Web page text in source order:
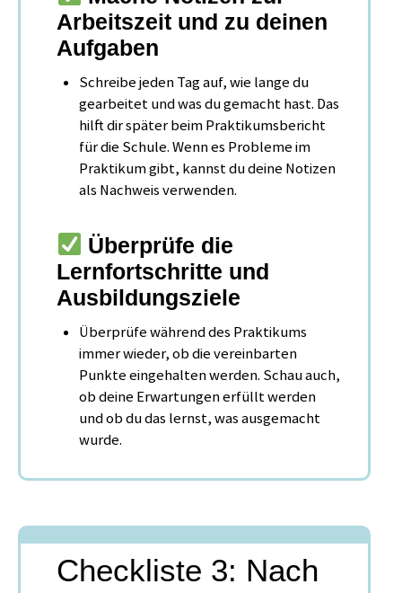
Arbeitszeit und zu deinen
Aufgaben
Schreibe jeden Tag auf, wie lange du
gearbeitet und was du gemacht hast. Das
hilft dir später beim Praktikumsbericht
für die Schule. Wenn es Probleme im
Praktikum gibt, kannst du deine Notizen
als Nachweis verwenden.
Überprüfe die
Lernfortschritte und
Ausbildungsziele
Überprüfe während des Praktikums
immer wieder, ob die vereinbarten
Punkte eingehalten werden. Schau auch,
ob deine Erwartungen erfüllt werden
und ob du das lernst, was ausgemacht
wurde.
Checkliste 3: Nach